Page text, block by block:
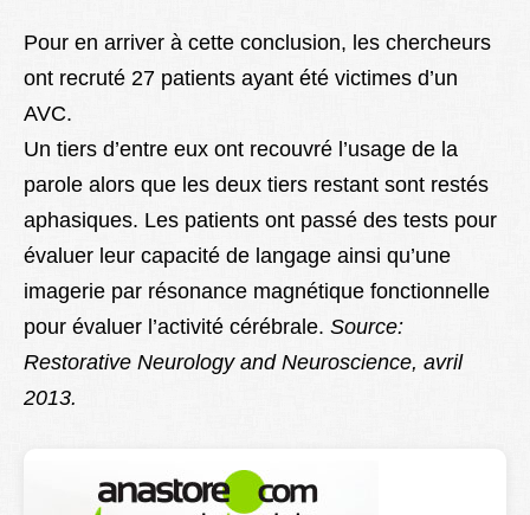
Pour en arriver à cette conclusion, les chercheurs
ont recruté 27 patients ayant été victimes d’un
AVC.
Un tiers d’entre eux ont recouvré l’usage de la
parole alors que les deux tiers restant sont restés
aphasiques. Les patients ont passé des tests pour
évaluer leur capacité de langage ainsi qu’une
imagerie par résonance magnétique fonctionnelle
pour évaluer l’activité cérébrale. Source:
Restorative Neurology and Neuroscience, avril
2013.